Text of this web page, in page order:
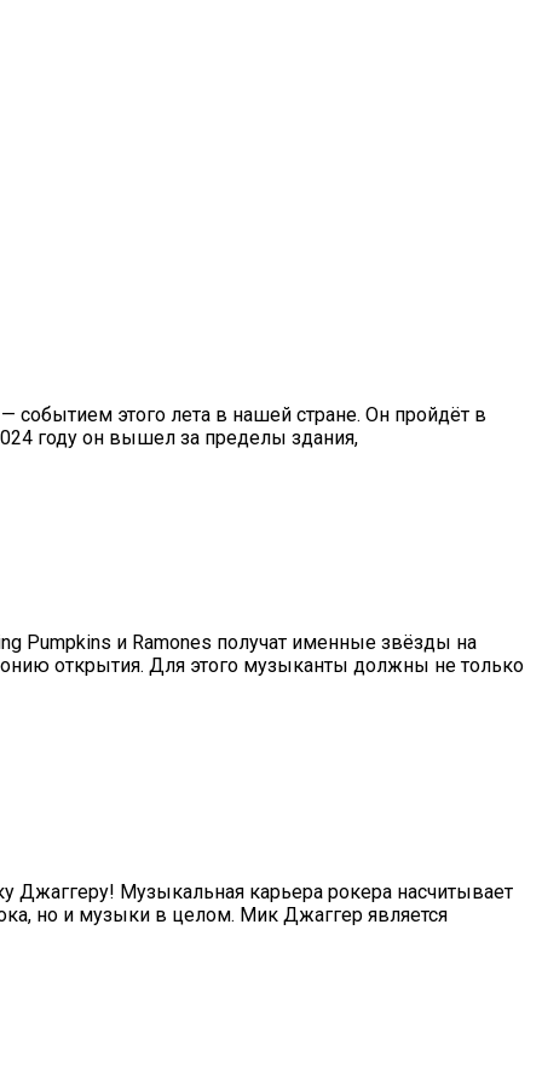
событием этого лета в нашей стране. Он пройдёт в
году он вышел за пределы здания,
Pumpkins и Ramones получат именные звёзды на
открытия. Для этого музыканты должны не только
Джаггеру! Музыкальная карьера рокера насчитывает
но и музыки в целом. Мик Джаггер является